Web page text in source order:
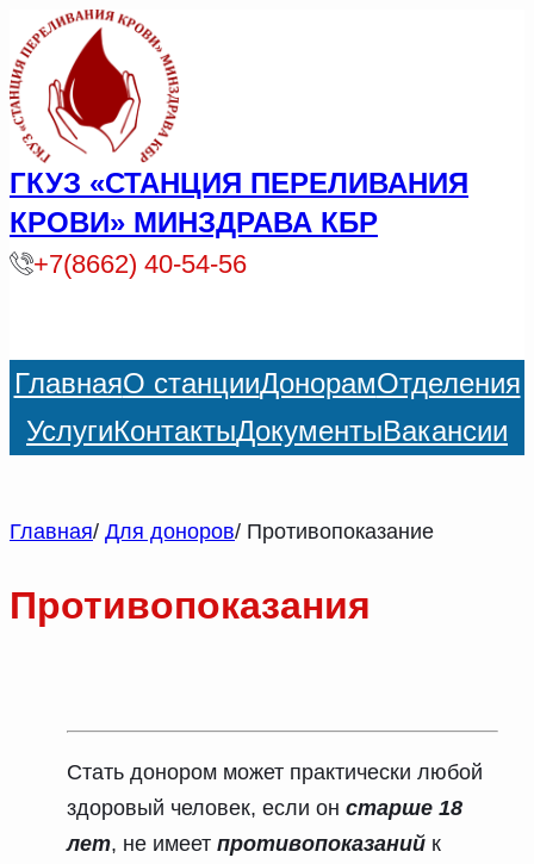
ГКУЗ «СТАНЦИЯ ПЕРЕЛИВАНИЯ
КРОВИ» МИНЗДРАВА КБР
+7(8662) 40-54-56
ГлавнаяО станцииДонорамОтделения
УслугиКонтактыДокументыВакансии
Главная/ Для доноров/ Противопоказание
Противопоказания
Стать донором может практически любой
здоровый человек, если он старше 18
лет, не имеет противопоказанийк